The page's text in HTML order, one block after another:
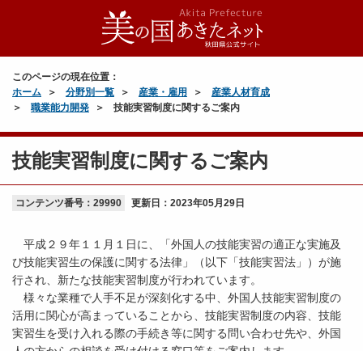
このページの現在位置：
ホーム
分野別一覧 産業・雇用
産業人材育成
職業能力開発
技能実習制度に関するご案内
技能実習制度に関するご案内
コンテンツ番号：29990 更新日： 2023年05月29日
平成２９年１１月１日に、「外国人の技能実習の適正な実施及
び技能実習生の保護に関する法律」（以下「技能実習法」）が施
行され、新たな技能実習制度が行われています。
様々な業種で人手不足が深刻化する中、外国人技能実習制度の
活用に関心が高まっていることから、技能実習制度の内容、技能
実習生を受け入れる際の手続き等に関する問い合わせ先や、外国